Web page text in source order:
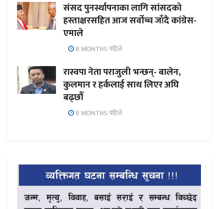
संसद पुनर्स्थापनाका लागि सांसदको
हस्ताक्षरसहित आज सर्वोच्च जाँदै कांग्रेस-
एमाले
8 MONTHS पहिले
रास्वपा नेता पराजुली भन्छन्- बालेन,
कुलमान र हर्कलाई साथ लिएर अघि
बढ्छौँ
8 MONTHS पहिले